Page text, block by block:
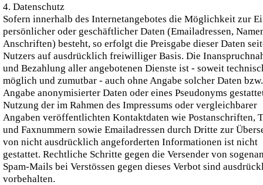
4. Datenschutz
Sofern innerhalb des Internetangebotes die Möglichkeit zur
persönlicher oder geschäftlicher Daten (Emailadressen,
Anschriften) besteht, so erfolgt die Preisgabe dieser Daten
Nutzers auf ausdrücklich freiwilliger Basis. Die
und Bezahlung aller angebotenen Dienste ist - soweit
möglich und zumutbar - auch ohne Angabe solcher Daten
Angabe anonymisierter Daten oder eines Pseudonyms
Nutzung der im Rahmen des Impressums oder vergleichbarer
Angaben veröffentlichten Kontaktdaten wie Postanschriften,
und Faxnummern sowie Emailadressen durch Dritte zur
von nicht ausdrücklich angeforderten Informationen ist nicht
gestattet. Rechtliche Schritte gegen die Versender von
Spam-Mails bei Verstössen gegen dieses Verbot sind
vorbehalten.